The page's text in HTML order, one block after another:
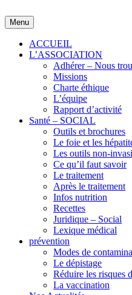
to
content
Menu
ACCUEIL
L’ASSOCIATION
Adhérer – Nous
Missions
Charte éthique
L’équipe
Rapport d’activité
Santé – SOCIAL
Outils et brochures
Le foie et les
Les outils non-
Ce qu’il faut savoir
Le traitement
Après le traitement
Infos nutrition
Recettes
Juridique – Social
Lexique médical
prévention
Modes de
Le dépistage
Réduire les risques
La vaccination